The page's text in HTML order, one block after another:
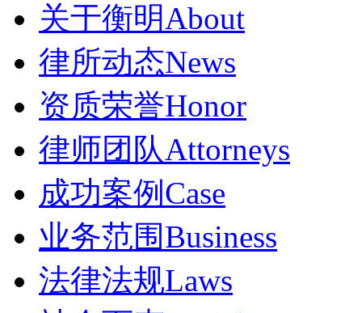
关于衡明About
律所动态News
资质荣誉Honor
律师团队Attorneys
成功案例 Case
业务范围Business
法律法规Laws